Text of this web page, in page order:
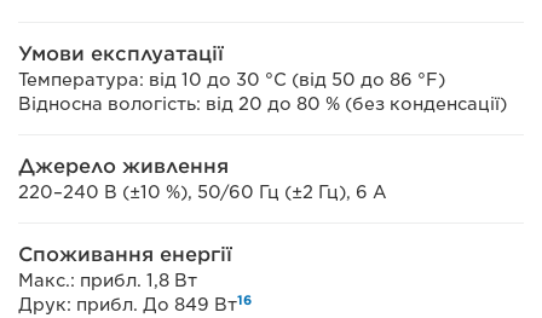
Умови експлуатації
Температура: від 10 до 30 °C (від 50 до 86 °F)
Відносна вологість: від 20 до 80 % (без конденсації)
Джерело живлення
220–240 В (±10 %), 50/60 Гц (±2 Гц), 6 А
Споживання енергії
Макс.: прибл. 1,8 Вт
Друк: прибл. До 849 Вт16